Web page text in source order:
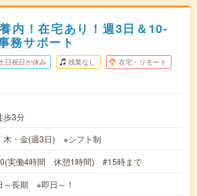
内！在宅あり！週3日＆10-
務サポート
日祝日が休み 残業なし 在宅・リモート
歩3分
木・金(週3日) ※シフト制
実働4時間 休憩1時間) #15時まで
～長期 ※即日～！